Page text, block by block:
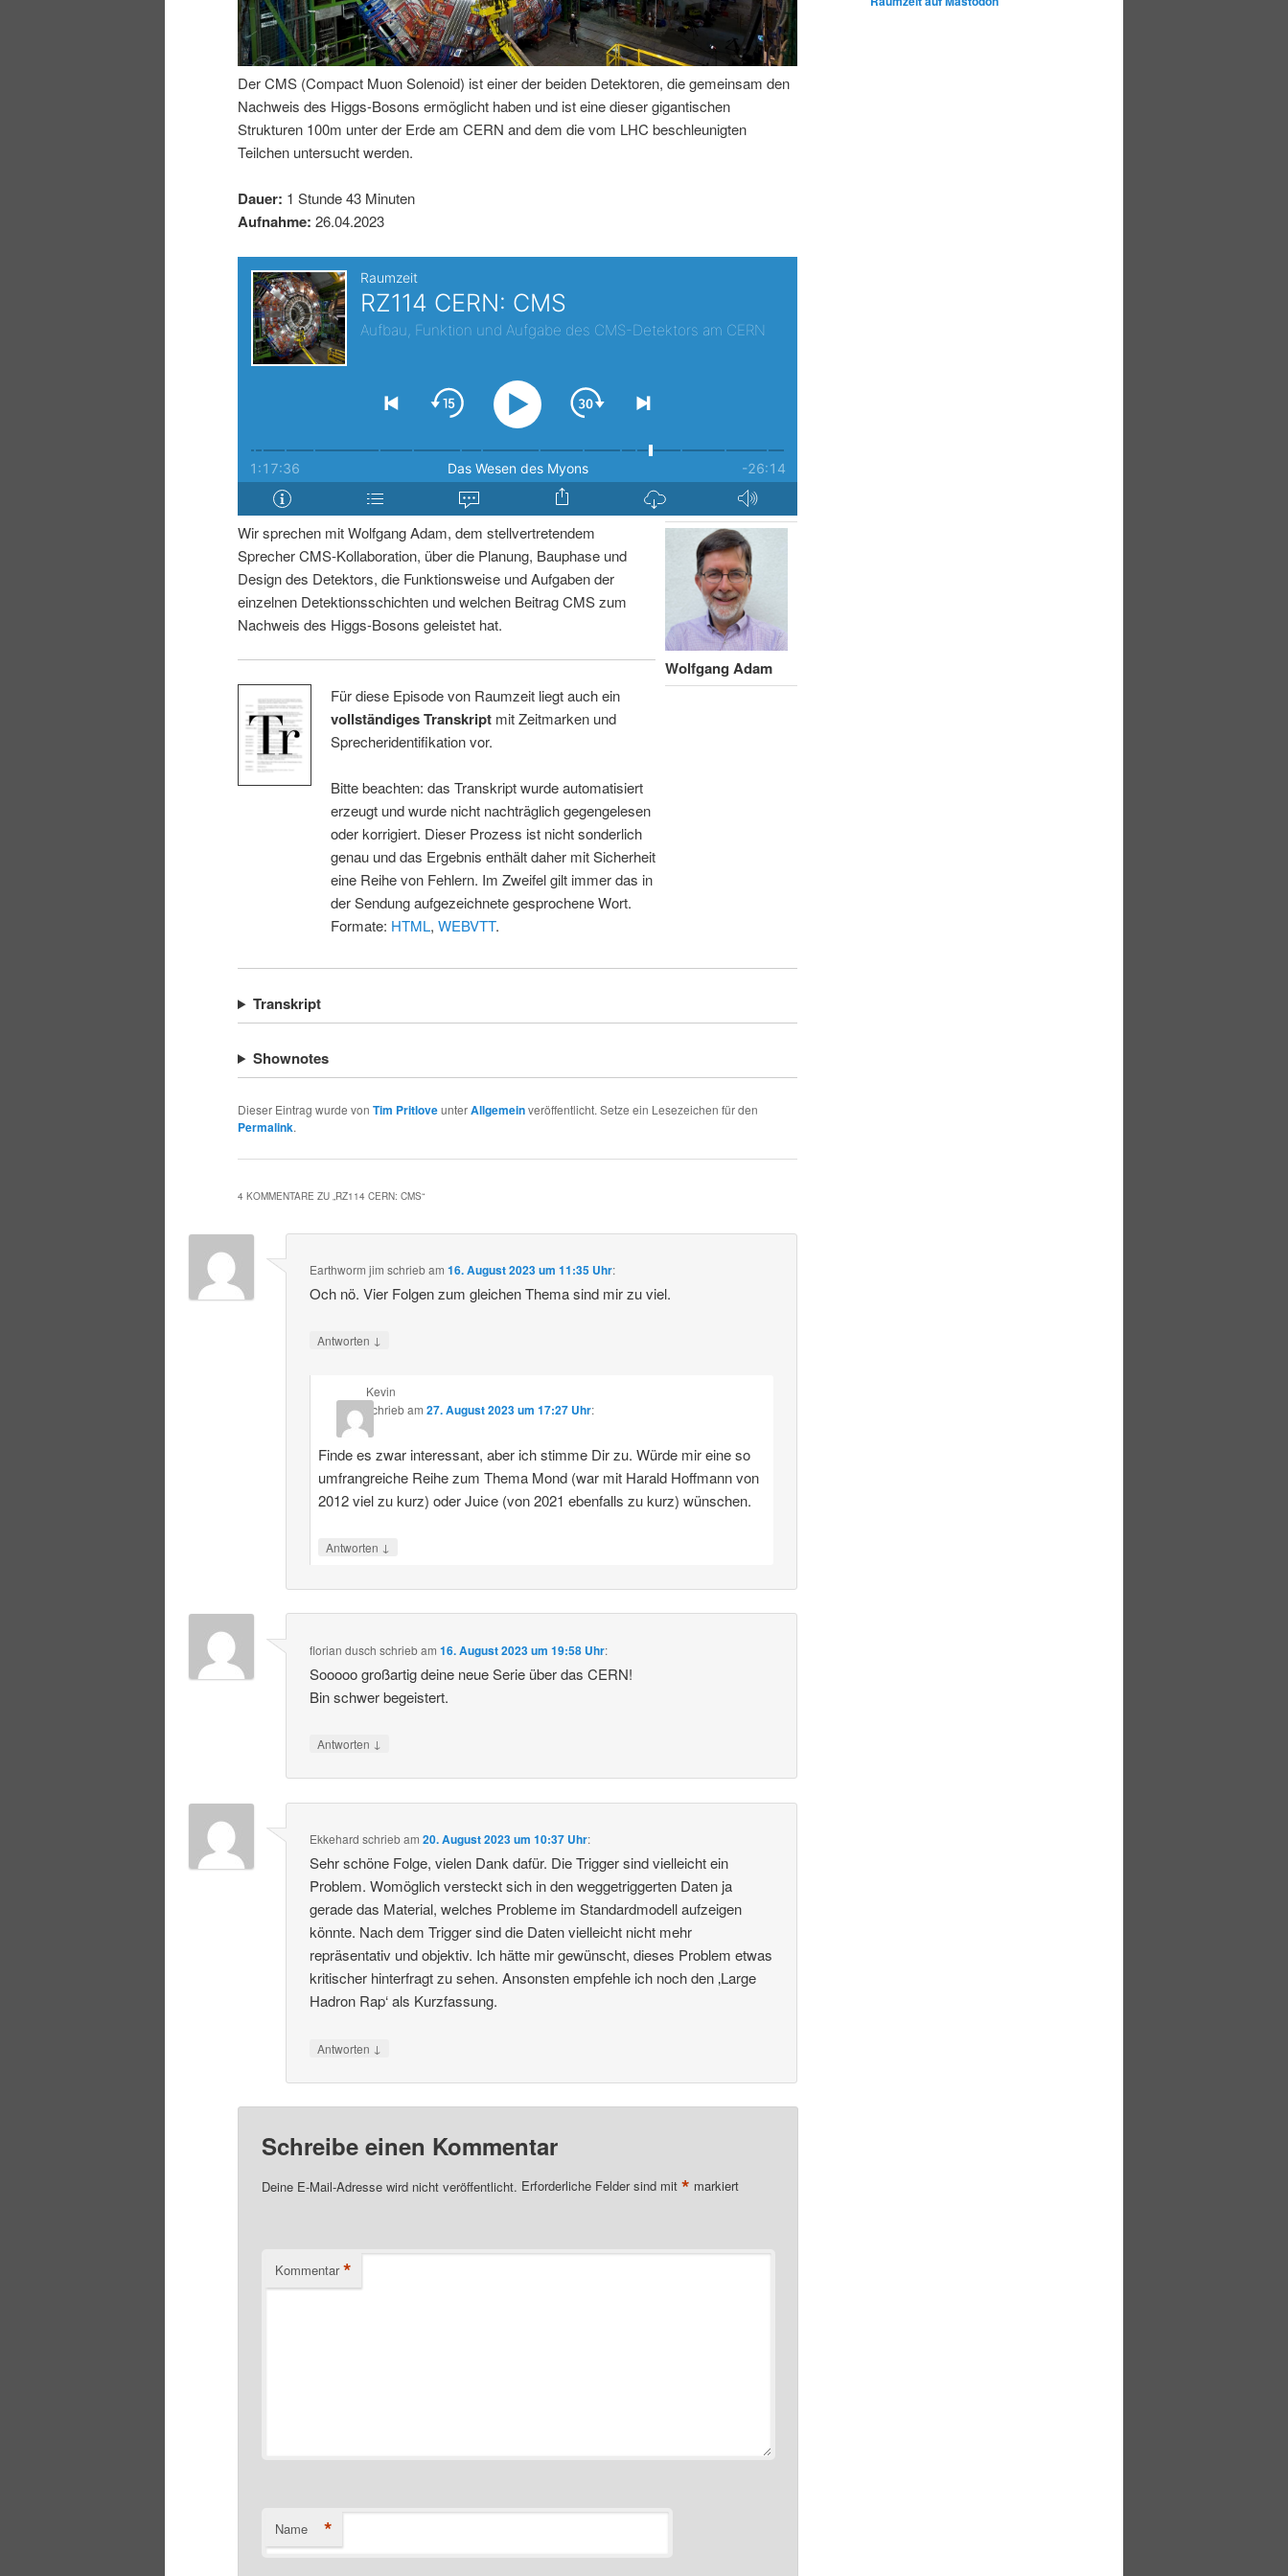
I
l
t
s
p
i
g
e
n
e
h
a
l
t
p
i
n
g
e
n
Der CMS (Compact Muon Solenoid) ist einer der beiden Detektoren, die gemeinsam den
Nachweis des Higgs-Bosons ermöglicht haben und ist eine dieser gigantischen
Strukturen 100m unter der Erde am CERN and dem die vom LHC beschleunigten
Teilchen untersucht werden.
Dauer: 1 Stunde 43 Minuten
Aufnahme: 26.04.2023
Wolfgang Adam
Wir sprechen mit Wolfgang Adam, dem stellvertretendem
Sprecher CMS-Kollaboration, über die Planung, Bauphase und
Design des Detektors, die Funktionsweise und Aufgaben der
einzelnen Detektionsschichten und welchen Beitrag CMS zum
Nachweis des Higgs-Bosons geleistet hat.
Für diese Episode von Raumzeit liegt auch ein
vollständiges Transkriptmit Zeitmarken und
Sprecheridentifikation vor.
Bitte beachten: das Transkript wurde automatisiert
erzeugt und wurde nicht nachträglich gegengelesen
oder korrigiert. Dieser Prozess ist nicht sonderlich
genau und das Ergebnis enthält daher mit Sicherheit
eine Reihe von Fehlern. Im Zweifel gilt immer das in
der Sendung aufgezeichnete gesprochene Wort.
Formate: HTML, WEBVTT.
Transkript
Shownotes
Dieser Eintrag wurde von Tim PritloveunterAllgemeinveröffentlicht. Setze ein Lesezeichen für den
Permalink.
4 KOMMENTARE ZU „ RZ114 CERN: CMS“
Earthworm jim schriebam16. August 2023 um 11:35 Uhr:
Och nö. Vier Folgen zum gleichen Thema sind mir zu viel.
Antworten ↓
Kevin
schriebam 27. August 2023 um 17:27 Uhr:
Finde es zwar interessant, aber ich stimme Dir zu. Würde mir eine so
umfrangreiche Reihe zum Thema Mond (war mit Harald Hoffmann von
2012 viel zu kurz) oder Juice (von 2021 ebenfalls zu kurz) wünschen.
Antworten ↓
florian dusch schriebam16. August 2023 um 19:58 Uhr:
Sooooo großartig deine neue Serie über das CERN!
Bin schwer begeistert.
Antworten ↓
Ekkehard schriebam20. August 2023 um 10:37 Uhr:
Sehr schöne Folge, vielen Dank dafür. Die Trigger sind vielleicht ein
Problem. Womöglich versteckt sich in den weggetriggerten Daten ja
gerade das Material, welches Probleme im Standardmodell aufzeigen
könnte. Nach dem Trigger sind die Daten vielleicht nicht mehr
repräsentativ und objektiv. Ich hätte mir gewünscht, dieses Problem etwas
kritischer hinterfragt zu sehen. Ansonsten empfehle ich noch den ‚Large
Hadron Rap‘ als Kurzfassung.
Antworten ↓
Schreibe einen Kommentar
Deine E-Mail-Adresse wird nicht veröffentlicht. Erforderliche Felder sind mit* markiert
Kommentar *
Name *